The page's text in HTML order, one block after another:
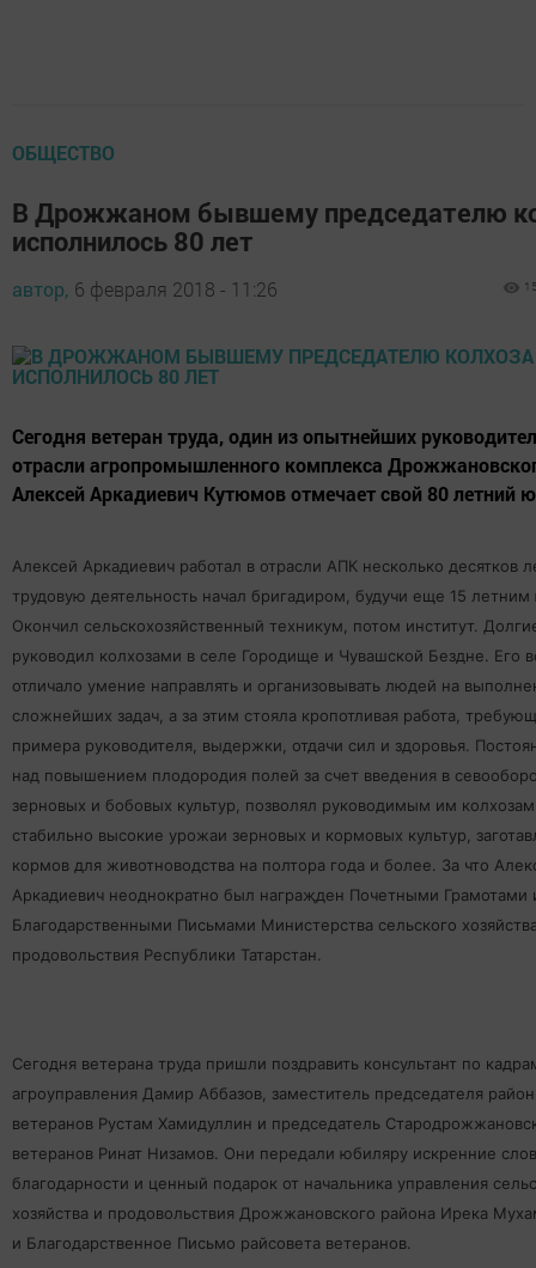
ОБЩЕСТВО
В Дрожжаном бывшему председателю
исполнилось 80 лет
автор, 6 февраля 2018 - 11:26
Сегодня ветеран труда, один из опытнейших
отрасли агропромышленного комплекса
Алексей Аркадиевич Кутюмов отмечает свой 80 летний
Алексей Аркадиевич работал в отрасли АПК несколько десятков
трудовую деятельность начал бригадиром, будучи еще 15
Окончил сельскохозяйственный техникум, потом институт.
руководил колхозами в селе Городище и Чувашской Бездне. Его
отличало умение направлять и организовывать людей на
сложнейших задач, а за этим стояла кропотливая работа,
примера руководителя, выдержки, отдачи сил и здоровья.
над повышением плодородия полей за счет введения в
зерновых и бобовых культур, позволял руководимым им колхозам
стабильно высокие урожаи зерновых и кормовых культур,
кормов для животноводства на полтора года и более. За что
Аркадиевич неоднократно был награҗден Почетными Грамотами
Благодарственными Письмами Министерства сельского
продовольствия Республики Татарстан.
Сегодня ветерана труда пришли поздравить консультант по
агроуправления Дамир Аббазов, заместитель председателя
ветеранов Рустам Хамидуллин и председатель
ветеранов Ринат Низамов. Они передали юбиляру искренние
благодарности и ценный подарок от начальника управления
хозяйства и продовольствия Дрожжановского района Ирека
и Благодарственное Письмо райсовета ветеранов.